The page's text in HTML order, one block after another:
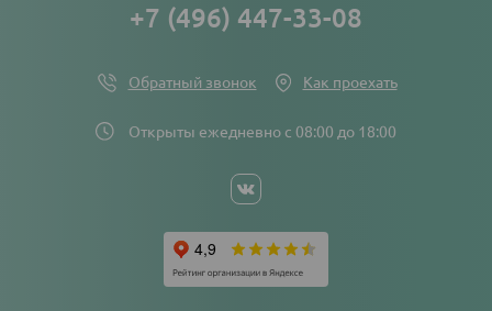
Открыты ежедневно с 08:00 до 18:00
+7 (496) 447-33-08
Обратный звонок Как проехать
Social
links